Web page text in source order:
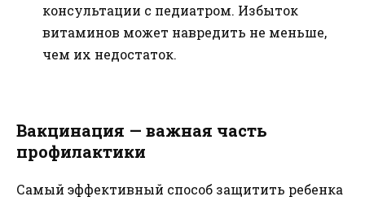
консультации с педиатром. Избыток
витаминов может навредить не меньше,
чем их недостаток.
Вакцинация — важная часть
профилактики
Самый эффективный способ защитить ребенка